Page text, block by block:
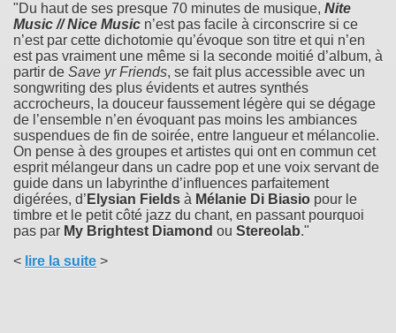
"Du haut de ses presque 70 minutes de musique, Nite
Music // Nice Music n’est pas facile à circonscrire si ce
n’est par cette dichotomie qu’évoque son titre et qui n’en
est pas vraiment une même si la seconde moitié d’album, à
partir de Save yr Friends, se fait plus accessible avec un
songwriting des plus évidents et autres synthés
accrocheurs, la douceur faussement légère qui se dégage
de l’ensemble n’en évoquant pas moins les ambiances
suspendues de fin de soirée, entre langueur et mélancolie.
On pense à des groupes et artistes qui ont en commun cet
esprit mélangeur dans un cadre pop et une voix servant de
guide dans un labyrinthe d’influences parfaitement
digérées, d’ Elysian Fields à Mélanie Di Biasio pour le
timbre et le petit côté jazz du chant, en passant pourquoi
pas par My Brightest Diamond ou Stereolab."
< lire la suite >